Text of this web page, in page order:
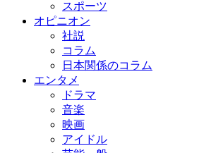
スポーツ
オピニオン
社説
コラム
日本関係のコラム
エンタメ
ドラマ
音楽
映画
アイドル